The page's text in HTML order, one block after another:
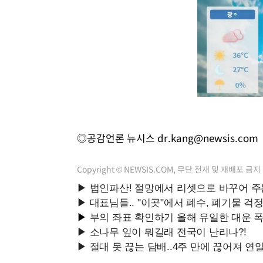
◎공감언론 뉴시스 dr.kang@newsis.com
Copyright © NEWSIS.COM, 무단 전재 및 재배포 금지